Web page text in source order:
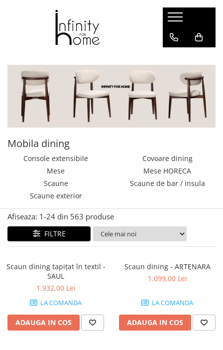
Biblioteci și rafturi
Masute auxiliare
Console
Comode living
Covoare living
Taburete și pufi
Masute de cafea
Mobila dormitor
Comode dormitor
Covoare dormitor
Console dormitor
Fotolii dormitor
Mobila dining
Console extensibile
Covoare dining
Mese
Mese HORECA
Mobila dining
Console extensibile
Covoare dining
Mese
Mese HORECA
Scaune
Scaune de bar / insula
Scaune exterior
Afiseaza: 1-24 din 563 produse
FILTRE
Scaun dining tapițat în textil -
SAUL
1.932,00 Lei
LA COMANDA
ADAUGA IN COS
Scaun dining - ARTENARA
1.099,00 Lei
LA COMANDA
ADAUGA IN COS